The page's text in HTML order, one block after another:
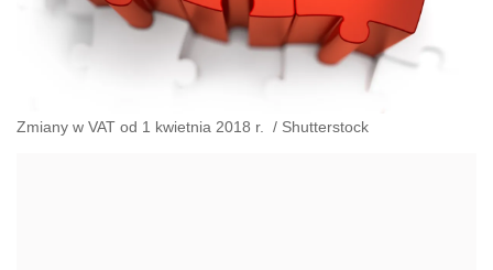
Zmiany w VAT od 1 kwietnia 2018 r. / Shutterstock